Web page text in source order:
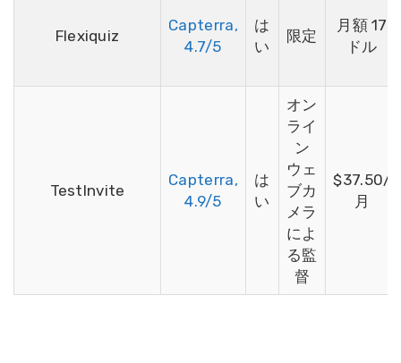
Flexiquiz
Capterra,
4.7/5
は
い
限定
月額 17
ドル
TestInvite
Capterra,
4.9/5
は
い
オン
ライ
ン
ウェ
ブカ
メラ
によ
る監
督
$37.50/
月